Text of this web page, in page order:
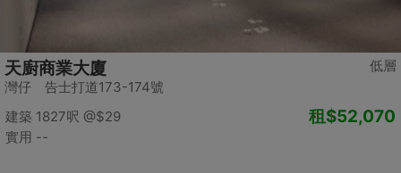
低層
天廚商業大廈
灣仔 告士打道173-174號
建築 1827呎 @$29
實用 --
租$52,070